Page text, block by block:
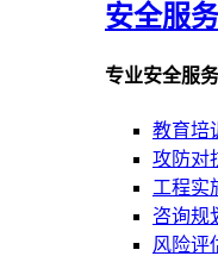
安全服
专业安全服务
教育培训
攻防对
工程实
咨询规
风险评